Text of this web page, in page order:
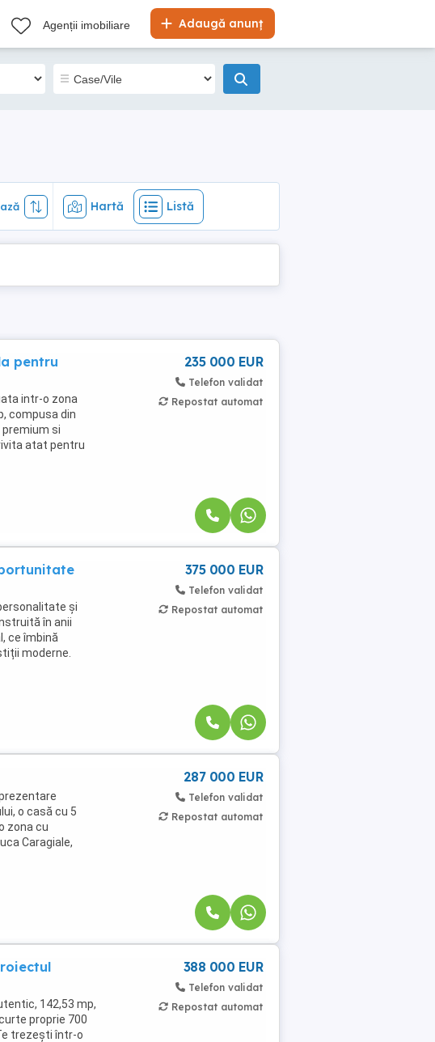
Adaugă anunț
Agenții imobiliare
Hartă Listă
Hartă Listă
pentru
intr-o zona
compusa din
si
atat pentru
235 000 EUR
Telefon validat
Repostat automat
și
în anii
ce îmbină
moderne.
375 000 EUR
Telefon validat
Repostat automat
o casă cu 5
zona cu
Caragiale,
287 000 EUR
Telefon validat
Repostat automat
142,53 mp,
proprie 700
trezești într-o
388 000 EUR
Telefon validat
Repostat automat